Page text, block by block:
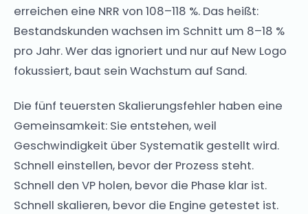
erreichen eine NRR von 108–118 %. Das heißt:
Bestandskunden wachsen im Schnitt um 8–18 %
pro Jahr. Wer das ignoriert und nur auf New Logo
fokussiert, baut sein Wachstum auf Sand.
Die fünf teuersten Skalierungsfehler haben eine
Gemeinsamkeit: Sie entstehen, weil
Geschwindigkeit über Systematik gestellt wird.
Schnell einstellen, bevor der Prozess steht.
Schnell den VP holen, bevor die Phase klar ist.
Schnell skalieren, bevor die Engine getestet ist.